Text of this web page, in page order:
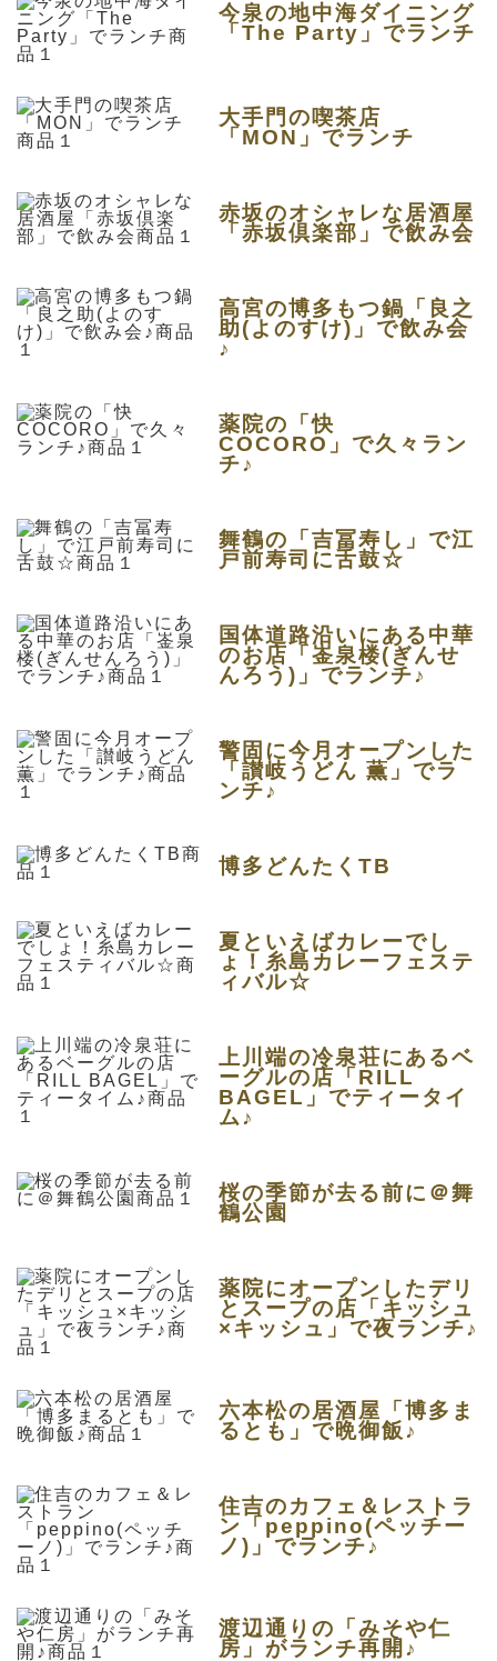
今泉の地中海ダイニング
「The Party」でランチ
大手門の喫茶店
「MON」でランチ
赤坂のオシャレな居酒屋
「赤坂倶楽部」で飲み会
高宮の博多もつ鍋「良之
助(よのすけ)」で飲み会
♪
薬院の「快
COCORO」で久々ラン
チ♪
舞鶴の「吉冨寿し」で江
戸前寿司に舌鼓☆
国体道路沿いにある中華
のお店「崟泉楼(ぎんせ
んろう)」でランチ♪
警固に今月オープンした
「讃岐うどん 薫」でラ
ンチ♪
博多どんたくTB
夏といえばカレーでし
ょ！糸島カレーフェステ
ィバル☆
上川端の冷泉荘にあるベ
ーグルの店「RILL
BAGEL」でティータイ
ム♪
桜の季節が去る前に＠舞
鶴公園
薬院にオープンしたデリ
とスープの店「キッシュ
×キッシュ」で夜ランチ♪
六本松の居酒屋「博多ま
るとも」で晩御飯♪
住吉のカフェ＆レストラ
ン「peppino(ペッチー
ノ)」でランチ♪
渡辺通りの「みそや仁
房」がランチ再開♪